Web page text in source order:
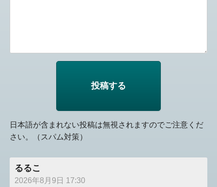
日本語が含まれない投稿は無視されますのでご注意くだ
さい。（スパム対策）
るるこ
2026年8月9日 17:30